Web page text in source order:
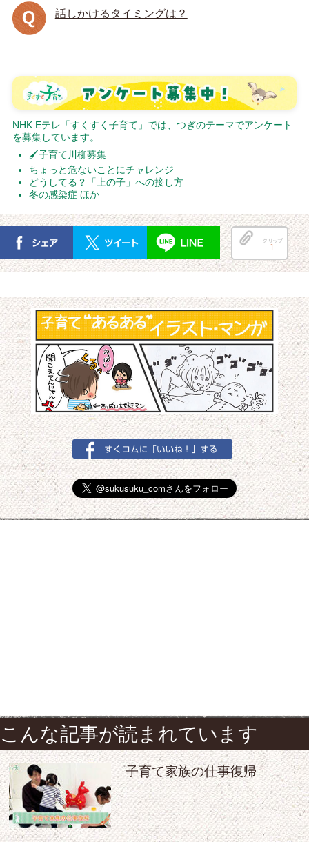
話しかけるタイミングは？
NHK Eテレ「すくすく子育て」では、つぎのテーマでアンケート
を募集しています。
🖌子育て川柳募集
ちょっと危ないことにチャレンジ
どうしてる？「上の子」への接し方
冬の感染症 ほか
クリップ
1
こんな記事が読まれています
子育て家族の仕事復帰